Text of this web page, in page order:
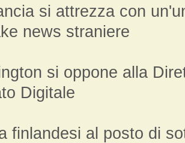
si attrezza con
news straniere
si oppone alla
Digitale
finlandesi al posto di